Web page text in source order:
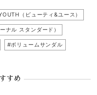
（ビューティ&ユース）
ナル スタンダード）
#ボリュームサンダル
すめ